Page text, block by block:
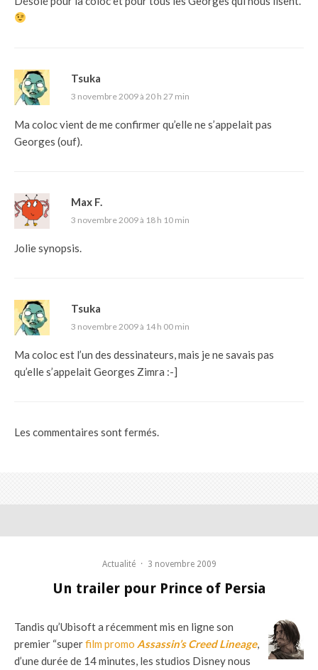
Tsuka
3 novembre 2009 à 20 h 27 min
Ma coloc vient de me confirmer qu’elle ne s’appelait pas
Georges (ouf).
Max F.
3 novembre 2009 à 18 h 10 min
Jolie synopsis.
Tsuka
3 novembre 2009 à 14 h 00 min
Ma coloc est l’un des dessinateurs, mais je ne savais pas
qu’elle s’appelait Georges Zimra :-]
Les commentaires sont fermés.
Actualité · 3 novembre 2009
Un trailer pour Prince of Persia
Tandis qu’Ubisoft a récemment mis en ligne son
premier “superfilm promo Assassin’s Creed Lineage,
d’une durée de 14 minutes, les studios Disney nous